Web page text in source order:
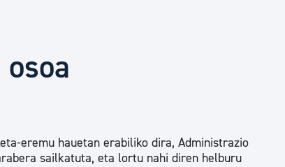
Berdintasuna,
Kultura
eremu hauetan erabiliko dira, Administrazio
sailkatuta, eta lortu nahi diren helburu